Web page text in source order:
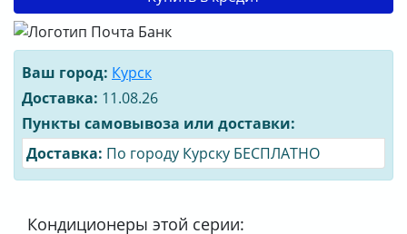
Ваш город: Курск
Доставка: 11.08.26
Пункты самовывоза или доставки:
Доставка: По городу Курску БЕСПЛАТНО
Кондиционеры этой серии: